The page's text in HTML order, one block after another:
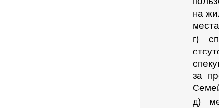
на
г)
за
д)